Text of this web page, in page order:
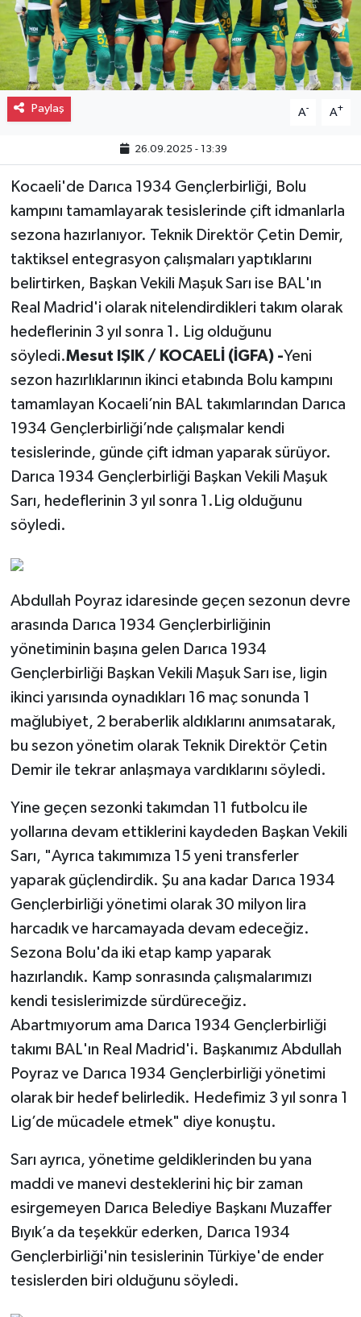
Paylaş A- A+
26.09.2025 - 13:39
Kocaeli'de Darıca 1934 Gençlerbirliği, Bolu
kampını tamamlayarak tesislerinde çift idmanlarla
sezona hazırlanıyor. Teknik Direktör Çetin Demir,
taktiksel entegrasyon çalışmaları yaptıklarını
belirtirken, Başkan Vekili Maşuk Sarı ise BAL'ın
Real Madrid'i olarak nitelendirdikleri takım olarak
hedeflerinin 3 yıl sonra 1. Lig olduğunu
söyledi.Mesut IŞIK / KOCAELİ (İGFA) -Yeni
sezon hazırlıklarının ikinci etabında Bolu kampını
tamamlayan Kocaeli’nin BAL takımlarından Darıca
1934 Gençlerbirliği’nde çalışmalar kendi
tesislerinde, günde çift idman yaparak sürüyor.
Darıca 1934 Gençlerbirliği Başkan Vekili Maşuk
Sarı, hedeflerinin 3 yıl sonra 1.Lig olduğunu
söyledi.
Abdullah Poyraz idaresinde geçen sezonun devre
arasında Darıca 1934 Gençlerbirliğinin
yönetiminin başına gelen Darıca 1934
Gençlerbirliği Başkan Vekili Maşuk Sarı ise, ligin
ikinci yarısında oynadıkları 16 maç sonunda 1
mağlubiyet, 2 beraberlik aldıklarını anımsatarak,
bu sezon yönetim olarak Teknik Direktör Çetin
Demir ile tekrar anlaşmaya vardıklarını söyledi.
Yine geçen sezonki takımdan 11 futbolcu ile
yollarına devam ettiklerini kaydeden Başkan Vekili
Sarı, "Ayrıca takımımıza 15 yeni transferler
yaparak güçlendirdik. Şu ana kadar Darıca 1934
Gençlerbirliği yönetimi olarak 30 milyon lira
harcadık ve harcamayada devam edeceğiz.
Sezona Bolu'da iki etap kamp yaparak
hazırlandık. Kamp sonrasında çalışmalarımızı
kendi tesislerimizde sürdüreceğiz.
Abartmıyorum ama Darıca 1934 Gençlerbirliği
takımı BAL'ın Real Madrid'i. Başkanımız Abdullah
Poyraz ve Darıca 1934 Gençlerbirliği yönetimi
olarak bir hedef belirledik. Hedefimiz 3 yıl sonra 1
Lig’de mücadele etmek" diye konuştu.
Sarı ayrıca, yönetime geldiklerinden bu yana
maddi ve manevi desteklerini hiç bir zaman
esirgemeyen Darıca Belediye Başkanı Muzaffer
Bıyık’a da teşekkür ederken, Darıca 1934
Gençlerbirliği'nin tesislerinin Türkiye'de ender
tesislerden biri olduğunu söyledi.
Gayrimenkul
Spor
Eğitim